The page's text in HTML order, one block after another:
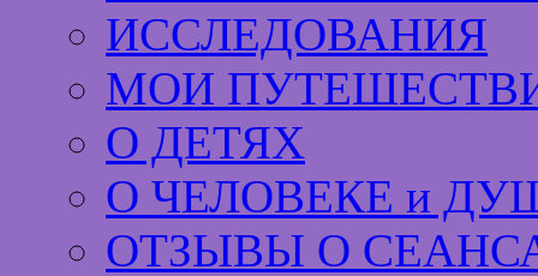
ИССЛЕДОВАНИЯ
МОИ
О ДЕТЯХ
О ЧЕЛОВЕКЕ и
ОТЗЫВЫ О